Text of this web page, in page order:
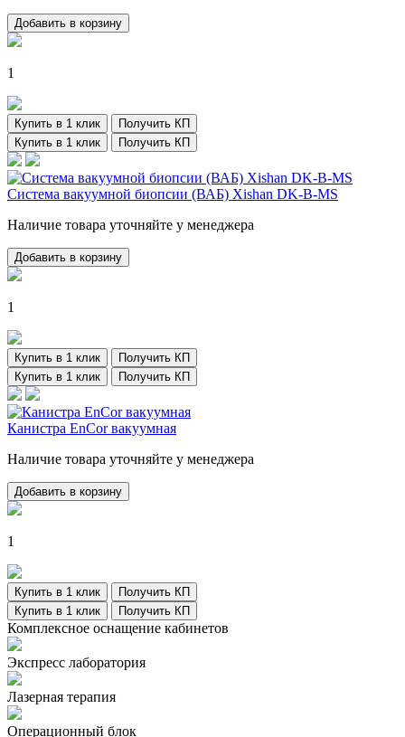
Добавить в корзину
1
Купить в 1 клик
Получить КП
Купить в 1 клик
Получить КП
Система вакуумной биопсии (ВАБ) Xishan DK-B-MS
Наличие товара уточняйте у менеджера
Добавить в корзину
1
Купить в 1 клик
Получить КП
Купить в 1 клик
Получить КП
Канистра EnCor вакуумная
Наличие товара уточняйте у менеджера
Добавить в корзину
1
Купить в 1 клик
Получить КП
Купить в 1 клик
Получить КП
Комплексное оснащение кабинетов
Экспресс лаборатория
Лазерная терапия
Операционный блок